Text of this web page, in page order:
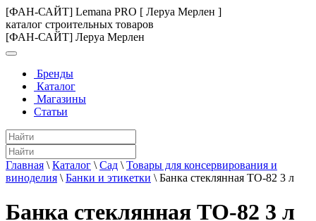
[ФАН-САЙТ] Lemana PRO [ Леруа Мерлен ]
каталог строительных товаров
[ФАН-САЙТ] Леруа Мерлен
Бренды
Каталог
Магазины
Статьи
Главная \ Каталог \ Сад \ Товары для консервирования и
виноделия \ Банки и этикетки \ Банка стеклянная ТО-82 3 л
Банка стеклянная ТО-82 3 л